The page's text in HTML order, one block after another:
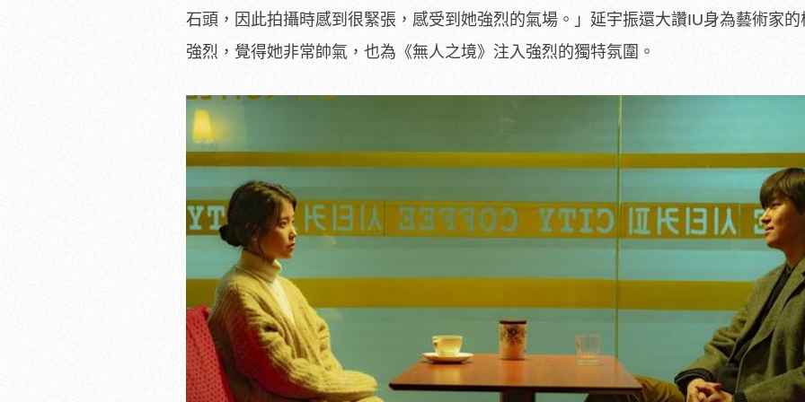
石頭，因此拍攝時感到很緊張， 感受到她強烈的氣場。」延宇振還大讚IU身為藝術家的
強烈，覺得她非常帥氣，也為《無人之境》注入強烈的獨特氛圍。